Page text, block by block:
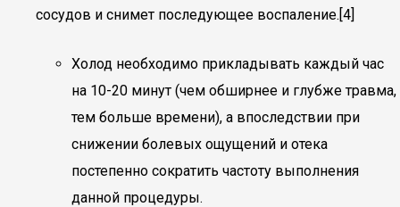
сосудов и снимет последующее воспаление.[4]
Холод необходимо прикладывать каждый час
на 10-20 минут (чем обширнее и глубже травма,
тем больше времени), а впоследствии при
снижении болевых ощущений и отека
постепенно сократить частоту выполнения
данной процедуры.